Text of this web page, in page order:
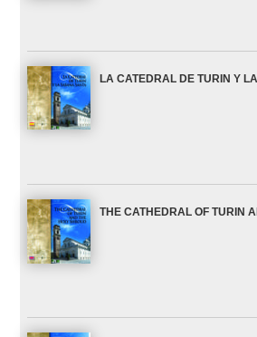
LA CATEDRAL DE TURIN Y
THE CATHEDRAL OF TURIN